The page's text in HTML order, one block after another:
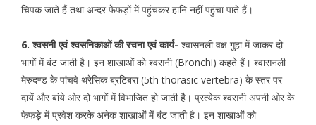
चिपक जाते हैं तथा अन्दर फेफड़ों में पहुंचकर हानि नहीं पहुंचा पाते हैं।
6. श्वसनी एवं श्वसनिकाओं की रचना एवं कार्य- श्वासनली वक्ष गुहा में जाकर दो
भागों में बंट जाती है। इन शाखाओं को श्वसनी (Bronchi) कहते हैं। श्वासनली
मेरुदण्ड के पांचवे थरेसिक ब्रटिबरा (5th thorasic vertebra) के स्तर पर
दायें और बांये ओर दो भागों में विभाजित हो जाती है। प्रत्येक श्वसनी अपनी ओर के
फेफड़े में प्रवेश करके अनेक शाखाओं में बंट जाती है। इन शाखाओं को